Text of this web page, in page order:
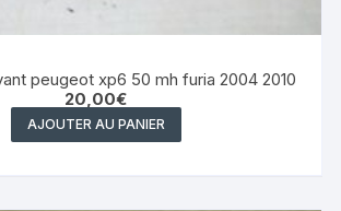
peugeot xp6 50 mh furia 2004 2010
20,00€
AJOUTER AU PANIER